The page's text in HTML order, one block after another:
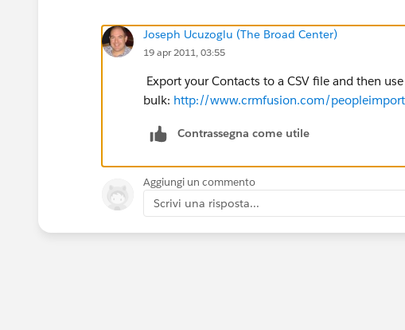
Joseph Ucuzoglu (The Broad Center)
19 apr 2011, 03:55
Export your Contacts to a CSV file and then
bulk: http://www.crmfusion.com/
Contrassegna come utile
Aggiungi un commento
Scrivi una risposta...